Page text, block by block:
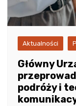
Aktualności
Główny
podróży i